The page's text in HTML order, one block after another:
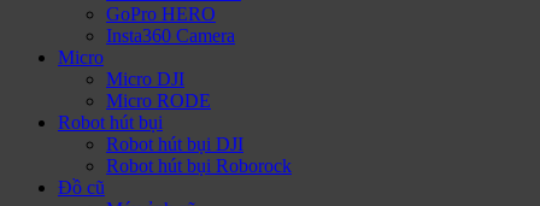
GoPro HERO
Insta360 Camera
Micro
Micro DJI
Micro RODE
Robot hút bụi
Robot hút bụi DJI
Robot hút bụi Roborock
Đồ cũ